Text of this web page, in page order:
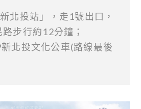
北投站」，走1號出口，
步行約12分鐘；
北投文化公車(路線最後